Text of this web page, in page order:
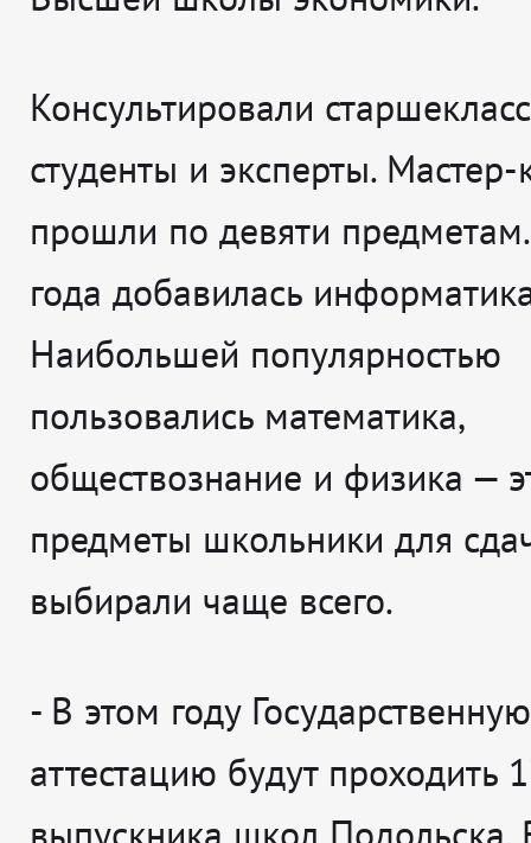
Консультировали
студенты и эксперты. Мастер-
прошли по девяти предметам.
года добавилась
Наибольшей популярностью
пользовались математика,
обществознание и физика —
предметы школьники для
выбирали чаще всего.
- В этом году
аттестацию будут проходить